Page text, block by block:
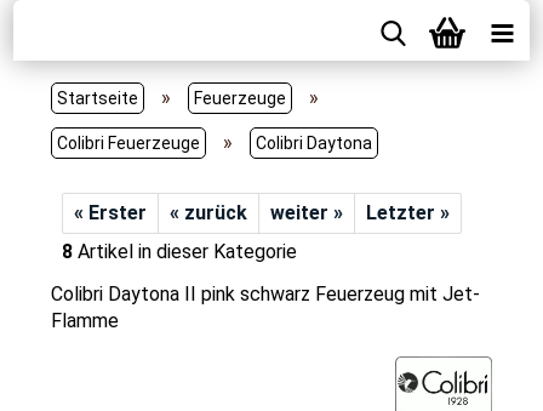
Startseite » Feuerzeuge »
Colibri Feuerzeuge » Colibri Daytona
« Erster « zurück weiter »
Letzter »
8Artikel in dieser Kategorie
Colibri Daytona II pink schwarz Feuerzeug mit Jet-
Flamme